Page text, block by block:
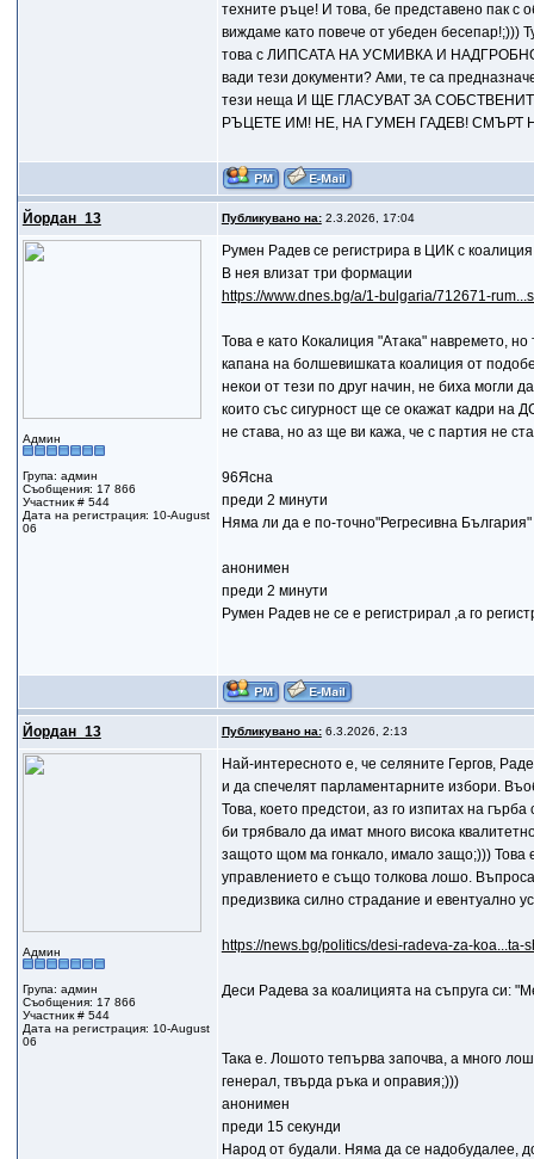
техните ръце! И това, бе представено пак с
виждаме като повече от убеден бесепар!;)))
това с ЛИПСАТА НА УСМИВКА И
вади тези документи? Ами, те са
тези неща И ЩЕ ГЛАСУВАТ ЗА
РЪЦЕТЕ ИМ! НЕ, НА ГУМЕН ГАДЕВ!
Йордан_13 Публикувано на:2.3.2026, 17:04
Админ
Група: админ
Съобщения: 17 866
Участник # 544
Дата на регистрация: 10-August
06
Румен Радев се регистрира в ЦИК с
В нея влизат три формации
https://www.dnes.bg/a/1-bulgaria/712671-
Това е като Кокалиция "Атака" навремето,
капана на болшевишката коалиция от
некои от тези по друг начин, не биха могли
които със сигурност ще се окажат кадри на
не става, но аз ще ви кажа, че с партия не
96Ясна
преди 2 минути
Няма ли да е по-точно"Регресивна България"
анонимен
преди 2 минути
Румен Радев не се е регистрирал ,а го
Йордан_13 Публикувано на:6.3.2026, 2:13
Админ
Група: админ
Съобщения: 17 866
Участник # 544
Дата на регистрация: 10-August
06
Най-интересното е, че селяните Гергов,
и да спечелят парламентарните избори.
Това, което предстои, аз го изпитах на
би трябвало да имат много висока
защото щом ма гонкало, имало защо;))) Това
управлението е също толкова лошо.
предизвика силно страдание и евентуално
https://news.bg/politics/desi-radeva-za-koa...ta-
Деси Радева за коалицията на съпруга си:
Taка е. Лошото тепърва започва, а много
генерал, твърда ръка и оправия;)))
анонимен
преди 15 секунди
Народ от будали. Няма да се надобудалее,